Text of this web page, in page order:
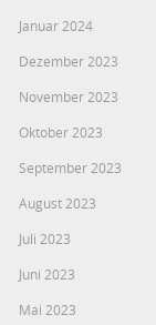
Januar 2024
Dezember 2023
November 2023
Oktober 2023
September 2023
August 2023
Juli 2023
Juni 2023
Mai 2023